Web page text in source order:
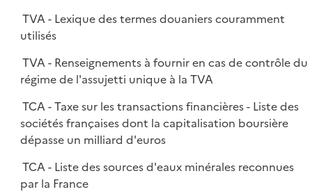
TVA - Lexique des termes douaniers couramment
utilisés
TVA - Renseignements à fournir en cas de contrôle du
régime de l'assujetti unique à la TVA
TCA - Taxe sur les transactions financières - Liste des
sociétés françaises dont la capitalisation boursière
dépasse un milliard d'euros
TCA - Liste des sources d'eaux minérales reconnues
par la France